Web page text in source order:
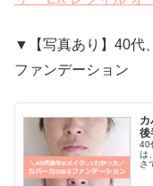
▼【写真あり】40代
ファンデーション
後
40
は
さ